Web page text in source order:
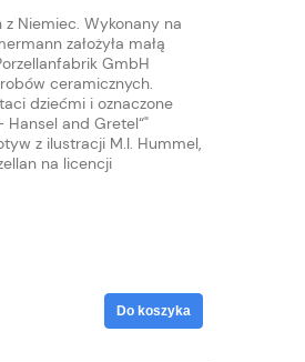
z Niemiec. Wykonany na
założyła małą
GmbH
ceramicznych.
dziećmi i oznaczone
Hansel and Gretel“"
z ilustracji M.I. Hummel,
na licencji
Do koszyka